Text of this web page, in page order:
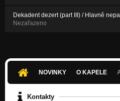
Dekadent dezert (part III) / Hlavně
Nezařazeno
NOVINKY O KAPELE
Kontakty